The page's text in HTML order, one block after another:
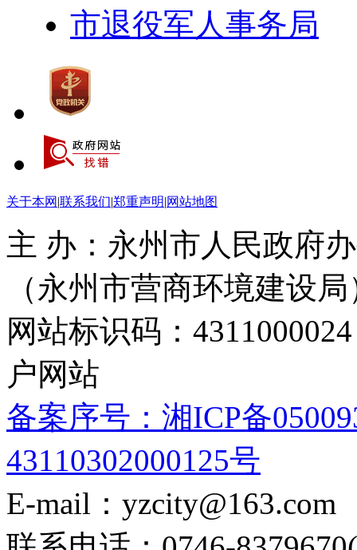
市退役军人事务局
关于本网 |联系我们|郑重声明|网站地图
主 办：永州市人民政府
（永州市营商环境建设局
网站标识码：
户网站
备案序号：湘ICP备
43110302000125号
E-mail：yzcity@163.com